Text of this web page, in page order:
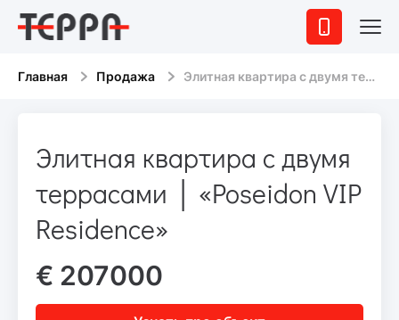
Главная Продажа Элитная квартира с двумя террасами │ «Poseidon VIP Residence»
Элитная квартира с двумя
террасами │ «Poseidon VIP
Residence»
€ 207000